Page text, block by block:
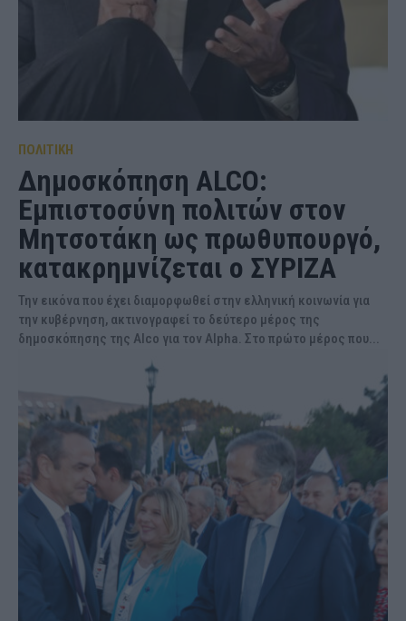
ΠΟΛΙΤΙΚΗ
Δημοσκόπηση ALCO:
Εμπιστοσύνη πολιτών στον
Μητσοτάκη ως πρωθυπουργό,
κατακρημνίζεται ο ΣΥΡΙΖΑ
Την εικόνα που έχει διαμορφωθεί στην ελληνική κοινωνία για
την κυβέρνηση, ακτινογραφεί το δεύτερο μέρος της
δημοσκόπησης της Alco για τον Alpha. Στο πρώτο μέρος που...